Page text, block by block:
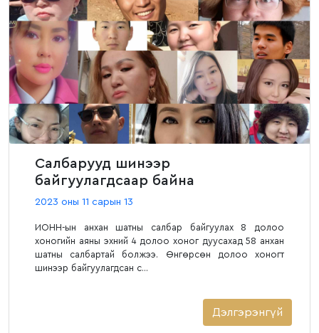
Салбарууд шинээр
байгуулагдсаар байна
2023 оны 11 сарын 13
ИОНН-ын анхан шатны салбар байгуулах 8 долоо
хоногийн аяны эхний 4 долоо хоног дуусахад 58 анхан
шатны салбартай болжээ. Өнгөрсөн долоо хоногт
шинээр байгуулагдсан с...
Дэлгэрэнгүй